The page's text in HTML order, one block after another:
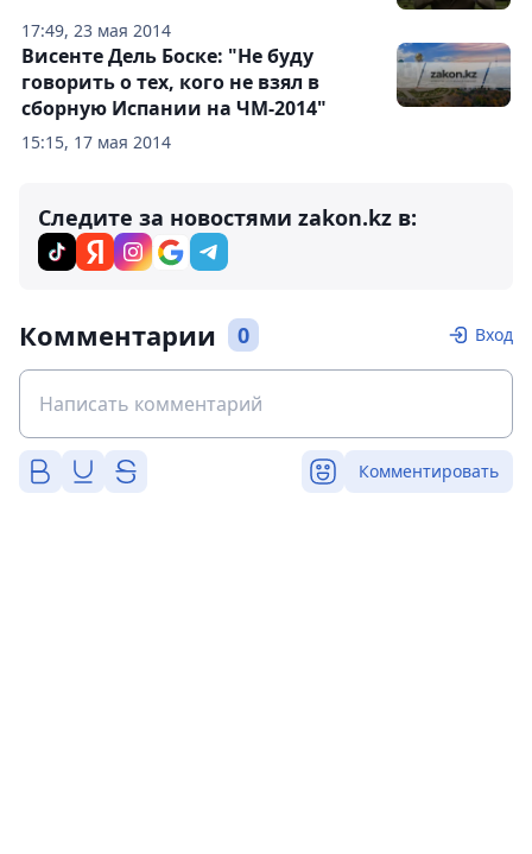
17:49, 23 мая 2014
15:15, 17 мая 2014
Висенте Дель Боске: "Не буду
говорить о тех, кого не взял в
сборную Испании на ЧМ-2014"
Следите за новостями zakon.kz в:
Комментарии 0 Вход
Комментировать